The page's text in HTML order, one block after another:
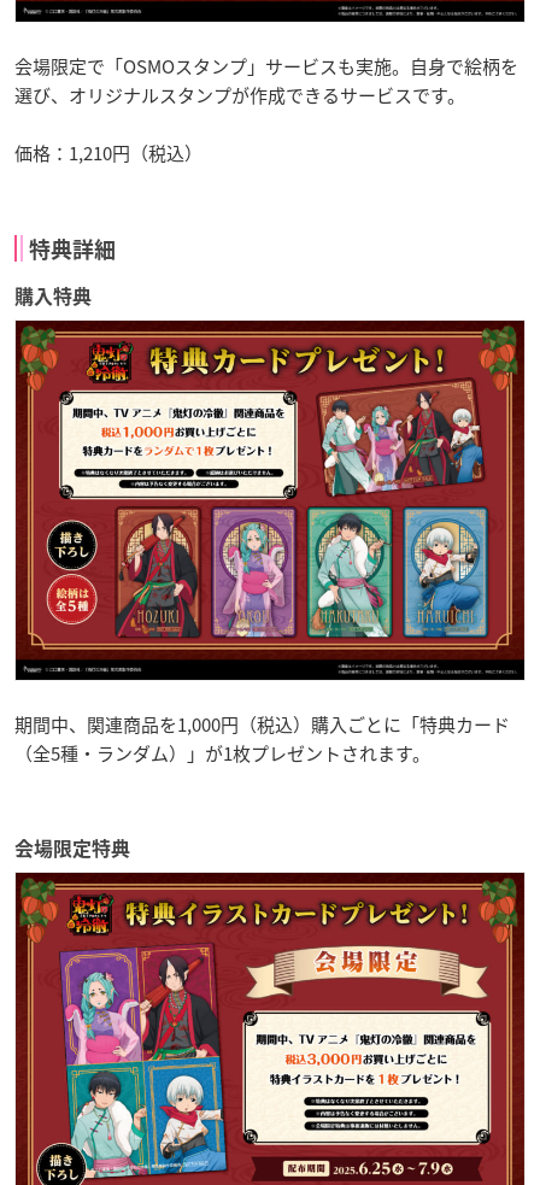
会場限定で「OSMOスタンプ」サービスも実施。自身で絵柄を
選び、オリジナルスタンプが作成できるサービスです。
価格：1,210円（税込）
特典詳細
購入特典
期間中、関連商品を1,000円（税込）購入ごとに「特典カード
（全5種・ランダム）」が1枚プレゼントされます。
会場限定特典